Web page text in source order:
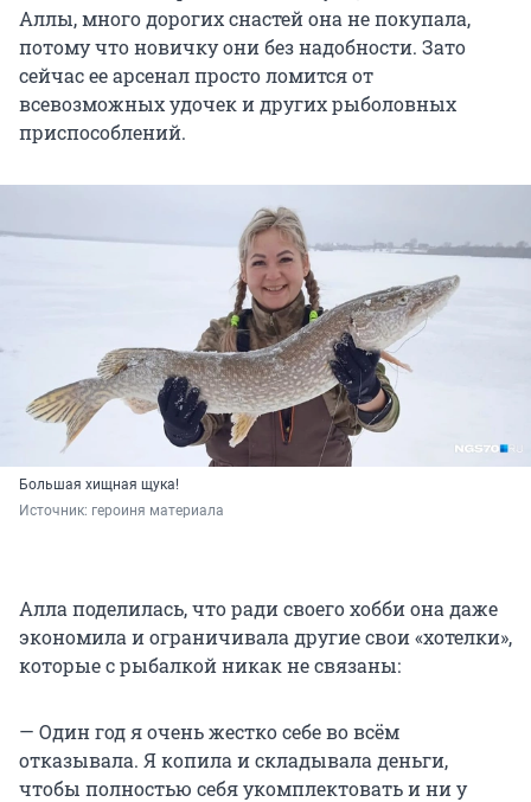
Аллы, много дорогих снастей она не покупала,
потому что новичку они без надобности. Зато
сейчас ее арсенал просто ломится от
всевозможных удочек и других рыболовных
приспособлений.
Большая хищная щука!
Источник: героиня материала
Алла поделилась, что ради своего хобби она даже
экономила и ограничивала другие свои «хотелки»,
которые с рыбалкой никак не связаны:
— Один год я очень жестко себе во всём
отказывала. Я копила и складывала деньги,
чтобы полностью себя укомплектовать и ни у